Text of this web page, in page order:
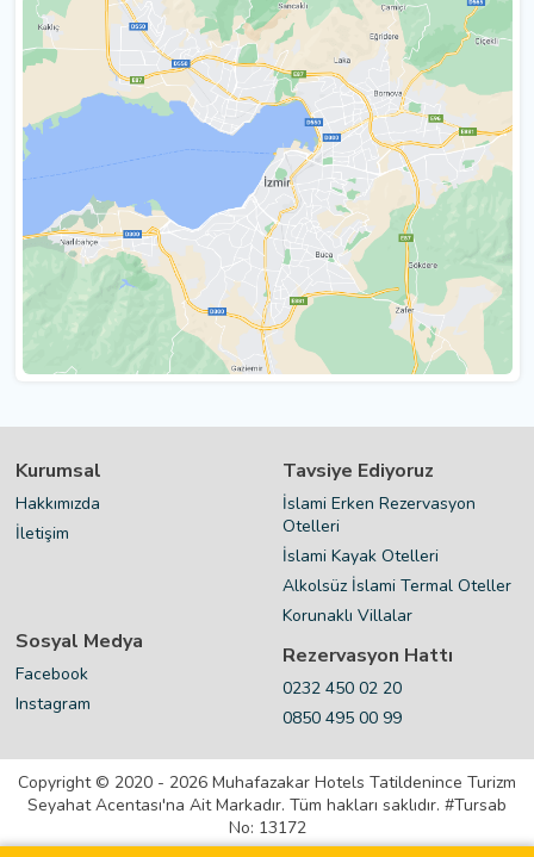
Kurumsal
Hakkımızda
İletişim
Tavsiye Ediyoruz
İslami Erken Rezervasyon
Otelleri
İslami Kayak Otelleri
Alkolsüz İslami Termal Oteller
Korunaklı Villalar
Sosyal Medya
Facebook
Instagram
Rezervasyon Hattı
0232 450 02 20
0850 495 00 99
Copyright © 2020 - 2026 Muhafazakar Hotels Tatildenince Turizm
Seyahat Acentası'na Ait Markadır. Tüm hakları saklıdır. #Tursab
No: 13172